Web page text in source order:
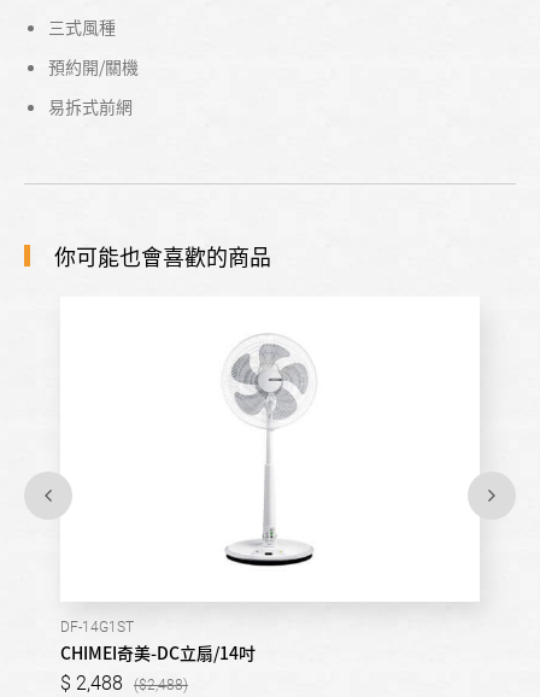
三式風種
預約開/關機
易拆式前網
你可能也會喜歡的商品
DF-14G1ST
CHIMEI奇美-DC立扇/14吋
2,488 2,488